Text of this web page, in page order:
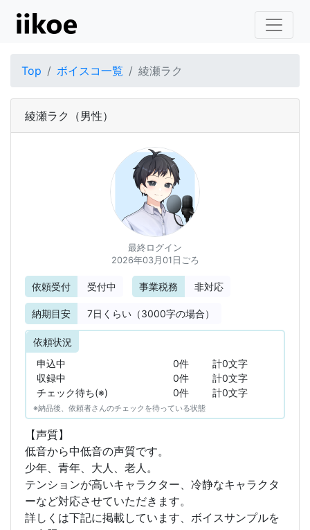
Top ボイスコ一覧 綾瀬ラク
綾瀬ラク （男性）
最終ログイン
2026年03月01日ごろ
依頼受付 受付中 事業税務 非対応
納期目安 7日くらい（3000字の場合）
依頼状況
申込中
0件
計0文字
収録中
0件
計0文字
チェック待ち(※)
0件 計0文字
※納品後、依頼者さんのチェックを待っている状態
【声質】
低音から中低音の声質です。
少年、青年、大人、老人。
テンションが高いキャラクター、冷静なキャラクタ
ーなど対応させていただきます。
詳しくは下記に掲載しています、ボイスサンプルを